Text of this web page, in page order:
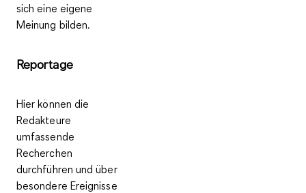
sich eine eigene
Meinung bilden.
Reportage
Hier können die
Redakteure
umfassende
Recherchen
durchführen und über
besondere Ereignisse